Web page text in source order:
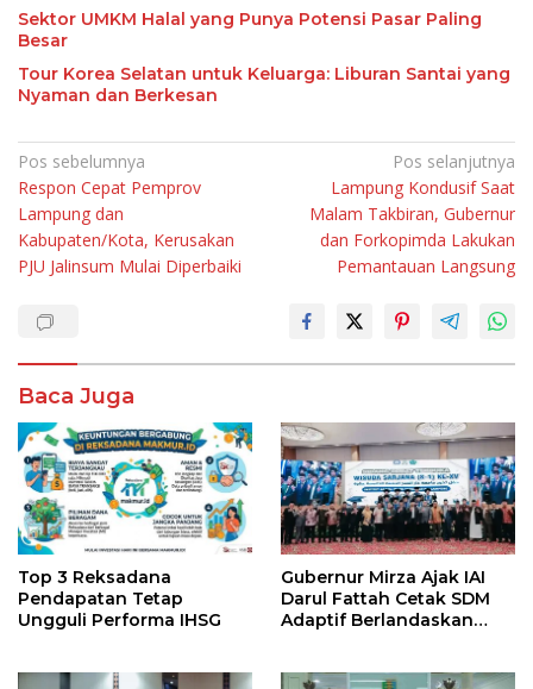
Sektor UMKM Halal yang Punya Potensi Pasar Paling
Besar
Tour Korea Selatan untuk Keluarga: Liburan Santai yang
Nyaman dan Berkesan
Navigasi
pos
Pos sebelumnya
Respon Cepat Pemprov
Lampung dan
Kabupaten/Kota, Kerusakan
PJU Jalinsum Mulai Diperbaiki
Pos selanjutnya
Lampung Kondusif Saat
Malam Takbiran, Gubernur
dan Forkopimda Lakukan
Pemantauan Langsung
Baca Juga
Top 3 Reksadana
Pendapatan Tetap
Ungguli Performa IHSG
Gubernur Mirza Ajak IAI
Darul Fattah Cetak SDM
Adaptif Berlandaskan